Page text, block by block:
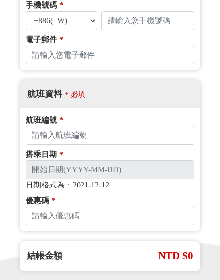
手機號碼 *
電子郵件 *
航班資料 * 必填
航班編號 *
搭乘日期 *
日期格式為：2021-12-12
優惠碼 *
結帳金額 NTD $0